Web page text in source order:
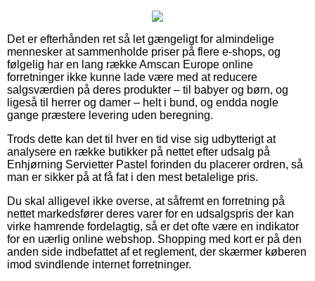
Det er efterhånden ret så let gængeligt for almindelige
mennesker at sammenholde priser på flere e-shops, og
følgelig har en lang række Amscan Europe online
forretninger ikke kunne lade være med at reducere
salgsværdien på deres produkter – til babyer og børn, og
ligeså til herrer og damer – helt i bund, og endda nogle
gange præstere levering uden beregning.
Trods dette kan det til hver en tid vise sig udbytterigt at
analysere en række butikker på nettet efter udsalg på
Enhjørning Servietter Pastel forinden du placerer ordren, så
man er sikker på at få fat i den mest betalelige pris.
Du skal alligevel ikke overse, at såfremt en forretning på
nettet markedsfører deres varer for en udsalgspris der kan
virke hamrende fordelagtig, så er det ofte være en indikator
for en uærlig online webshop. Shopping med kort er på den
anden side indbefattet af et reglement, der skærmer køberen
imod svindlende internet forretninger.